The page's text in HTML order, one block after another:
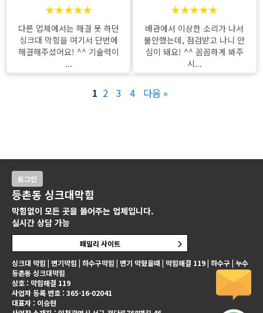
★★★★★
다른 업체에서는 해결 못 하던
싱크대 막힘을 여기서 단번에
해결해주셨어요! ^^ 기술력이
...
★★★★★
배관에서 이상한 소리가 나서
불안했는데, 점검받고 나니 안
심이 돼요! ^^ 꼼꼼하게 봐주
시...
1 2 3 4 다음 »
싱크대 막힘 | 변기막힘 | 하수구막힘 | 변기 막혔을때 | 막힘해결 119 | 하수구 | 누수
등촌동 싱크대막힘
상호 : 막힘해결 119
사업자 등록 번호 : 365-16-02041
대표자 : 이승현
로그인
등촌동 싱크대막힘
막힘없이 모든 곳을 뚫어주는 업체입니다.
실시간 상담 가능
패밀리 사이트